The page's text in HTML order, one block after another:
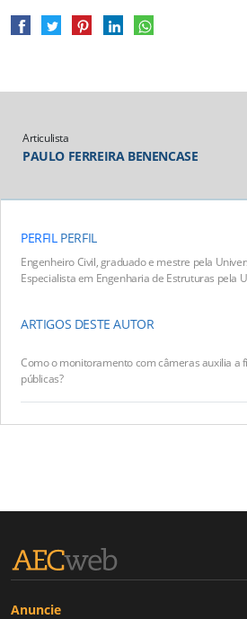
Articulista
PAULO FERREIRA BENENCASE
PERFIL PERFIL
Engenheiro Civil, graduado e mestre pela
Especialista em Engenharia de Estruturas pela
ARTIGOS DESTE AUTOR
Como o monitoramento com câmeras auxilia a
públicas?
Anuncie